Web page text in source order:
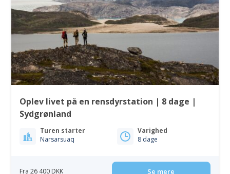
Oplev livet på en rensdyrstation | 8 dage |
Sydgrønland
Turen starter
Narsarsuaq
Varighed
8 dage
Fra 26 400 DKK Se mere